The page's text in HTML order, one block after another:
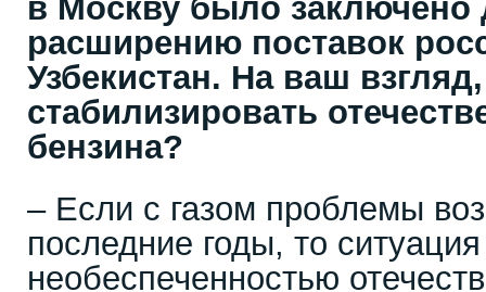
в Москву было заключено
расширению поставок
Узбекистан. На ваш
стабилизировать
бензина?
– Если с газом проблемы
последние годы, то
необеспеченностью